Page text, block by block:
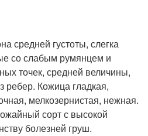
средней густоты, слегка
со слабым румянцем и
точек, средней величины,
ребер. Кожица гладкая,
мелкозернистая, нежная.
сорт с высокой
болезней груш.